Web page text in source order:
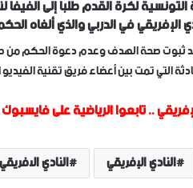
لكرة القدم طلبا إلى الفيفا
في الدربي والذي ألغاه
ثبوت صحة الهدف وعدم دعوة الحكم من
التي تمت بين أعضاء فريق تقنية
..تابعوا الرياضية على فايسبوك
النادي الإفريقي النادي الافريقي